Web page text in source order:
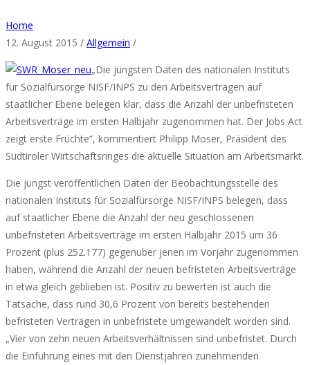
Home
12. August 2015 / Allgemein /
„Die jüngsten Daten des nationalen Instituts
für Sozialfürsorge NISF/INPS zu den Arbeitsverträgen auf
staatlicher Ebene belegen klar, dass die Anzahl der unbefristeten
Arbeitsverträge im ersten Halbjahr zugenommen hat. Der Jobs Act
zeigt erste Früchte“, kommentiert Philipp Moser, Präsident des
Südtiroler Wirtschaftsringes die aktuelle Situation am Arbeitsmarkt.
Die jüngst veröffentlichen Daten der Beobachtungsstelle des
nationalen Instituts für Sozialfürsorge NISF/INPS belegen, dass
auf staatlicher Ebene die Anzahl der neu geschlossenen
unbefristeten Arbeitsverträge im ersten Halbjahr 2015 um 36
Prozent (plus 252.177) gegenüber jenen im Vorjahr zugenommen
haben, während die Anzahl der neuen befristeten Arbeitsverträge
in etwa gleich geblieben ist. Positiv zu bewerten ist auch die
Tatsache, dass rund 30,6 Prozent von bereits bestehenden
befristeten Verträgen in unbefristete umgewandelt worden sind.
„Vier von zehn neuen Arbeitsverhältnissen sind unbefristet. Durch
die Einführung eines mit den Dienstjahren zunehmenden